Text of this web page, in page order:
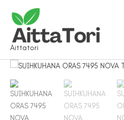
sisältöön
Aittatori